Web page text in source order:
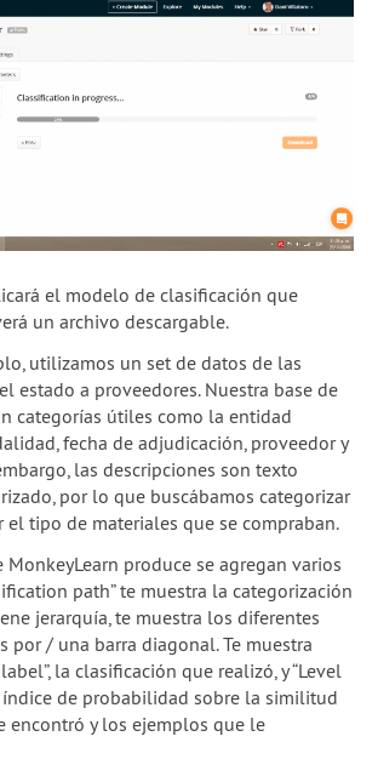
el modelo de clasificación que
un archivo descargable.
utilizamos un set de datos de las
estado a proveedores. Nuestra base de
categorías útiles como la entidad
fecha de adjudicación, proveedor y
las descripciones son texto
por lo que buscábamos categorizar
el tipo de materiales que se compraban.
MonkeyLearn produce se agregan varios
path” te muestra la categorización
jerarquía, te muestra los diferentes
por / una barra diagonal. Te muestra
la clasificación que realizó, y “Level
índice de probabilidad sobre la similitud
encontró y los ejemplos que le